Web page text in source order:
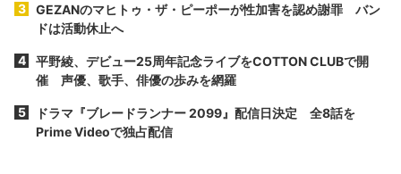
GEZANのマヒトゥ・ザ・ピーポーが性加害を認め謝罪 バン
ドは活動休止へ
平野綾、デビュー25周年記念ライブをCOTTON CLUBで開
催 声優、歌手、俳優の歩みを網羅
ドラマ『ブレードランナー 2099』配信日決定 全8話を
Prime Videoで独占配信